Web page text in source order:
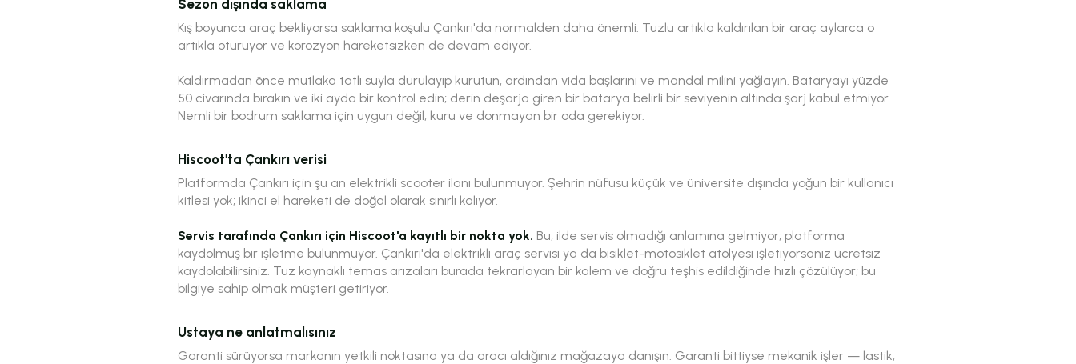
Sezon dışında saklama
Kış boyunca araç bekliyorsa saklama koşulu Çankırı'da normalden daha önemli. Tuzlu artıkla kaldırılan bir araç aylarca o
artıkla oturuyor ve korozyon hareketsizken de devam ediyor.
Kaldırmadan önce mutlaka tatlı suyla durulayıp kurutun, ardından vida başlarını ve mandal milini yağlayın. Bataryayı yüzde
50 civarında bırakın ve iki ayda bir kontrol edin; derin deşarja giren bir batarya belirli bir seviyenin altında şarj kabul etmiyor.
Nemli bir bodrum saklama için uygun değil, kuru ve donmayan bir oda gerekiyor.
Hiscoot'ta Çankırı verisi
Platformda Çankırı için şu an elektrikli scooter ilanı bulunmuyor. Şehrin nüfusu küçük ve üniversite dışında yoğun bir kullanıcı
kitlesi yok; ikinci el hareketi de doğal olarak sınırlı kalıyor.
Servis tarafında Çankırı için Hiscoot'a kayıtlı bir nokta yok. Bu, ilde servis olmadığı anlamına gelmiyor; platforma
kaydolmuş bir işletme bulunmuyor. Çankırı'da elektrikli araç servisi ya da bisiklet-motosiklet atölyesi işletiyorsanız ücretsiz
kaydolabilirsiniz. Tuz kaynaklı temas arızaları burada tekrarlayan bir kalem ve doğru teşhis edildiğinde hızlı çözülüyor; bu
bilgiye sahip olmak müşteri getiriyor.
Ustaya ne anlatmalısınız
Garanti sürüyorsa markanın yetkili noktasına ya da aracı aldığınız mağazaya danışın. Garanti bittiyse mekanik işler — lastik,